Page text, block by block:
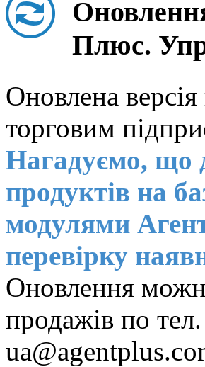
Плюс.
Оновлена
торговим
Нагадуємо, що
продуктів на
модулями
перевірку
Оновлення
продажів по